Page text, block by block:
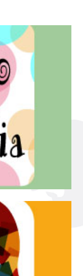
concepita
all’intera